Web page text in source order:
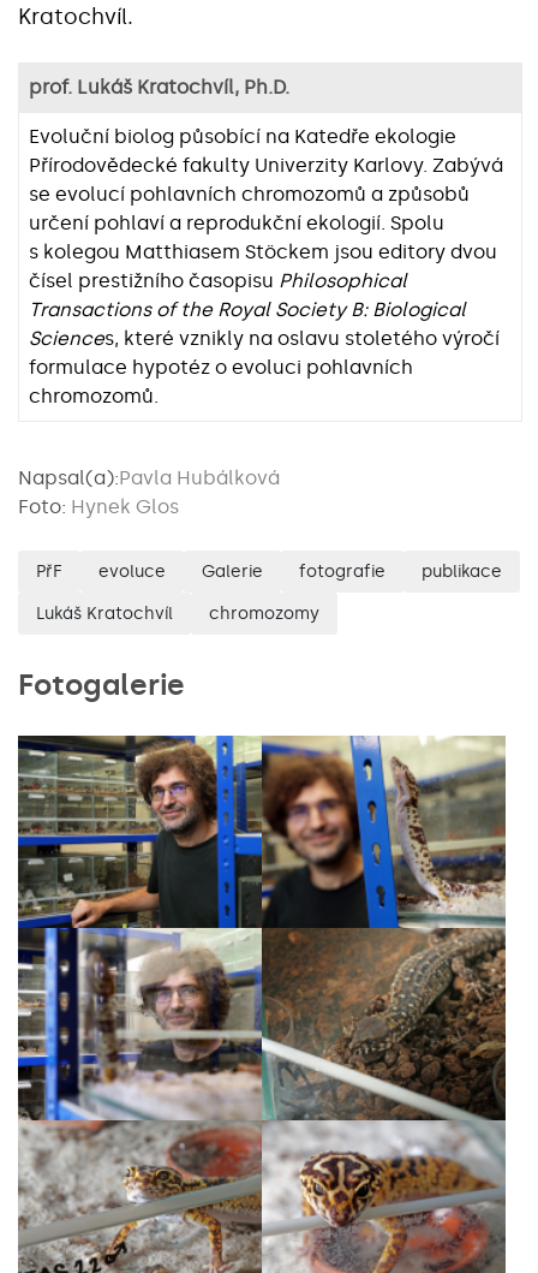
Kratochvíl.
prof. Lukáš Kratochvíl, Ph.D.
Evoluční biolog působící na Katedře ekologie
Přírodovědecké fakulty Univerzity Karlovy. Zabývá
se evolucí pohlavních chromozomů a způsobů
určení pohlaví a reprodukční ekologií. Spolu
s kolegou Matthiasem Stöckem jsou editory dvou
čísel prestižního časopisu Philosophical
Transactions of the Royal Society B: Biological
Sciences, které vznikly na oslavu stoletého výročí
formulace hypotéz o evoluci pohlavních
chromozomů.
Napsal(a):Pavla Hubálková
Foto: Hynek Glos
PřF evoluce Galerie fotografie publikace
Lukáš Kratochvíl chromozomy
Fotogalerie